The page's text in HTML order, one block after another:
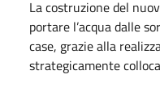
La costruzione del
portare l’acqua dalle
case, grazie alla
strategicamente